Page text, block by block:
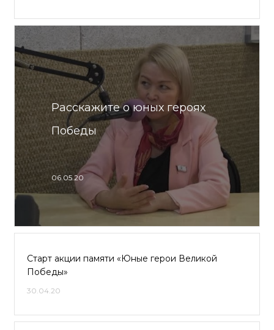
Расскажите о юных героях
Победы
06.05.20
Старт акции памяти «Юные герои Великой
Победы»
30.04.20